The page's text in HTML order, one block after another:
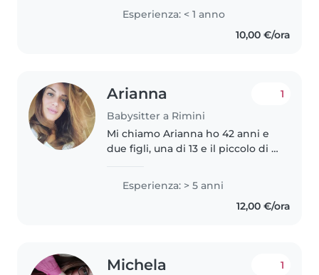
sto per concludere il percorso
scolastico delle superiori. Ho
intenzione di continuare..
Esperienza: < 1 anno
10,00 €/ora
Arianna
Babysitter a Rimini
1
Mi chiamo Arianna ho 42 anni e
due figli, una di 13 e il piccolo di 3
presso una scuola primaria di
Rimini. Durante l'estate ho
Esperienza: > 5 anni
12,00 €/ora
Michela 1